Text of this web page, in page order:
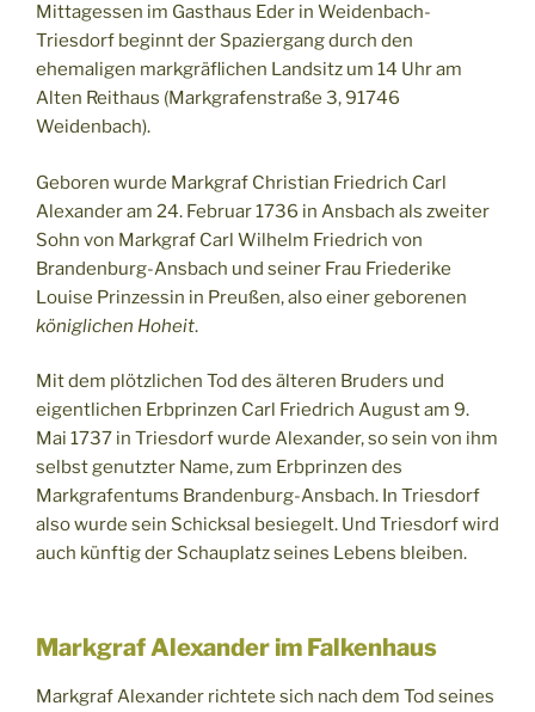
Mittagessen im Gasthaus Eder in Weidenbach-
Triesdorf beginnt der Spaziergang durch den
ehemaligen markgräflichen Landsitz um 14 Uhr am
Alten Reithaus (Markgrafenstraße 3, 91746
Weidenbach).
Geboren wurde Markgraf Christian Friedrich Carl
Alexander am 24. Februar 1736 in Ansbach als zweiter
Sohn von Markgraf Carl Wilhelm Friedrich von
Brandenburg-Ansbach und seiner Frau Friederike
Louise Prinzessin in Preußen, also einer geborenen
königlichen Hoheit.
Mit dem plötzlichen Tod des älteren Bruders und
eigentlichen Erbprinzen Carl Friedrich August am 9.
Mai 1737 in Triesdorf wurde Alexander, so sein von ihm
selbst genutzter Name, zum Erbprinzen des
Markgrafentums Brandenburg-Ansbach. In Triesdorf
also wurde sein Schicksal besiegelt. Und Triesdorf wird
auch künftig der Schauplatz seines Lebens bleiben.
Markgraf Alexander im Falkenhaus
Markgraf Alexander richtete sich nach dem Tod seines